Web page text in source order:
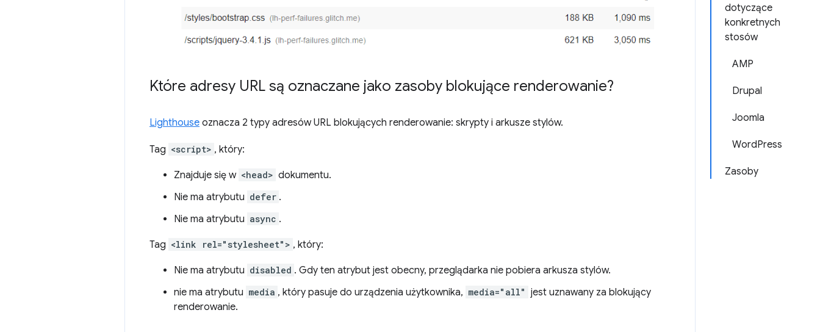
dotyczące
konkretnych
stosów
AMP
Drupal
Joomla
WordPress
Zasoby
Które adresy URL są oznaczane jako zasoby blokujące renderowanie?
Lighthouse oznacza 2 typy adresów URL blokujących renderowanie: skrypty i arkusze stylów.
Tag <script> , który:
Znajduje się w <head> dokumentu.
Nie ma atrybutu defer .
Nie ma atrybutu async .
Tag <link rel="stylesheet"> , który:
Nie ma atrybutu disabled . Gdy ten atrybut jest obecny, przeglądarka nie pobiera arkusza stylów.
nie ma atrybutu media , który pasuje do urządzenia użytkownika, media="all" jest uznawany za blokujący
renderowanie.